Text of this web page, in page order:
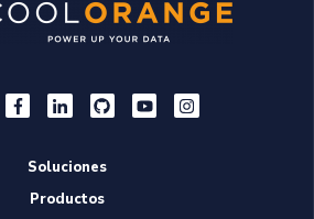
Soluciones
Productos